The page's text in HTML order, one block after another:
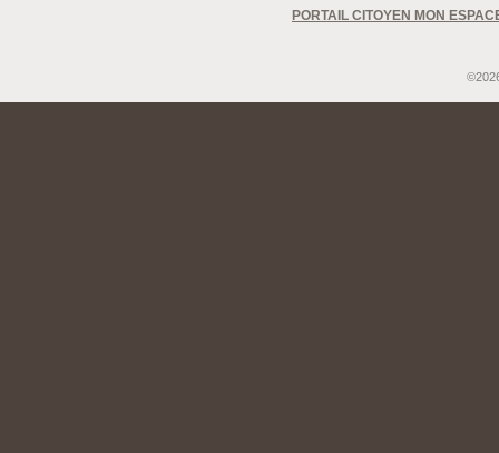
PORTAIL CITOYEN MON